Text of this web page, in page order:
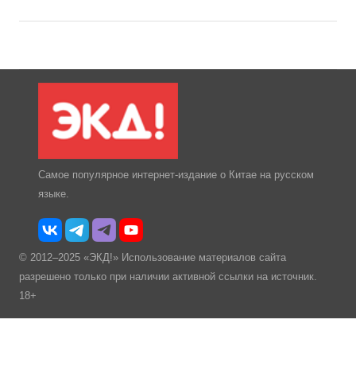
Самое популярное интернет-издание о Китае на русском
языке.
© 2012–2025 «ЭКД!» Использование материалов сайта
разрешено только при наличии активной ссылки на источник.
18+